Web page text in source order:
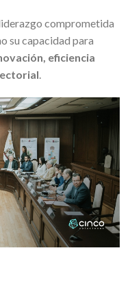
comprometida
su capacidad para
eficiencia
.